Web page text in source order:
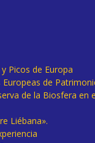
Picos de Europa
Europeas de
de la Biosfera en
Liébana».